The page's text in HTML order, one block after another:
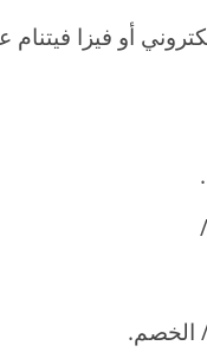
أو فيزا فيتنام
/
الخصم.